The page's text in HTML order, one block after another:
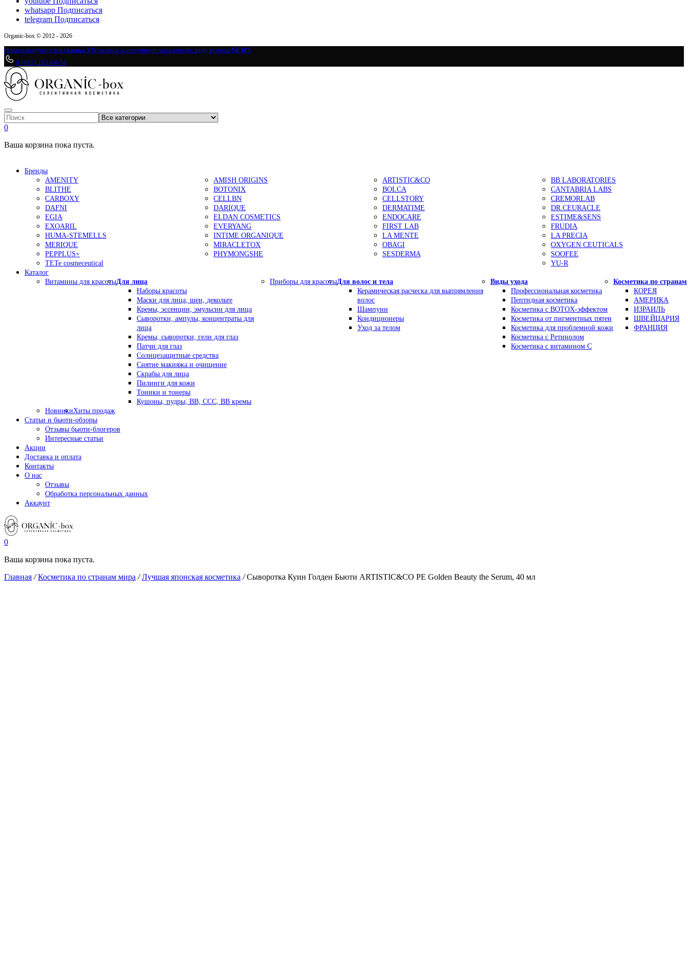
whatsapp Подписаться
telegram Подписаться
Organic-box © 2012 - 2026
Новым покупателям скидка 5% на весь ассортимент магазина по коду купона NEW5
8 (495) 233-64-54
0
Ваша корзина пока пуста.
Бренды
AMENITY
AMISH ORIGINS ARTISTIC&CO
BB LABORATORIES
BLITHE
BOTONIX BOLCA
CANTABRIA LABS
CARBOXY
CELLBN CELLSTORY
CREMORLAB
DAFNI
DARIQUE DERMATIME
DR.CEURACLE
EGIA
ELDAN COSMETICS ENDOCARE
ESTIME&SENS
EXOARIL
EVERYANG FIRST LAB
FRUDIA
HUMA-STEMELLS
INTIME ORGANIQUE LA MENTE
LA PRECIA
MERIQUE
MIRACLETOX OBAGI
OXYGEN CEUTICALS
PEPPLUS+
PHYMONGSHE SESDERMA
SOOFEE
TETe cosmeceutical
YU-R
Каталог
Витамины для красотыДля лица
Наборы красоты
Маски для лица, шеи, декольте
Кремы, эссенции, эмульсии для лица
Сыворотки, ампулы, концентраты для
лица
Кремы, сыворотки, гели для глаз
Патчи для глаз
Солнцезащитные средства
Снятие макияжа и очищение
Скрабы для лица
Пилинги для кожи
Тоники и тонеры
Кушоны, пудры, ВВ, ССС, ВВ кремы
Приборы для красотыДля волос и тела
Керамическая расческа для выпрямления
волос
Шампуни
Кондиционеры
Уход за телом
Виды ухода
Профессиональная косметика
Пептидная косметика
Косметика с BOTOX-эффектом
Косметика от пигментных пятен
Косметика для проблемной кожи
Косметика с Ретинолом
Косметика с витамином С
Косметика по странам
КОРЕЯ
АМЕРИКА
ИЗРАИЛЬ
ШВЕЙЦАРИЯ
ФРАНЦИЯ
НовинкиХиты продаж
Статьи и бьюти-обзоры
Отзывы бьюти-блогеров
Интересные статьи
Акции
Доставка и оплата
Контакты
О нас
Отзывы
Обработка персональных данных
Аккаунт
0
Ваша корзина пока пуста.
Главная /Косметика по странам мира /Лучшая японская косметика /Сыворотка Куин Голден Бьюти ARTISTIC&CO PE Golden Beauty the Serum, 40 мл